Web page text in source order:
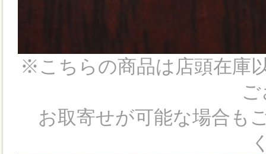
※こちらの商品は店頭在庫
お取寄せが可能な場合も